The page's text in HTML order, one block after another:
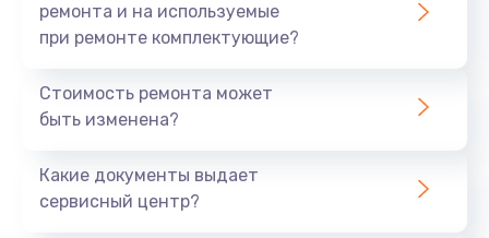
ремонта и на используемые
при ремонте комплектующие?
Стоимость ремонта может
быть изменена?
Какие документы выдает
сервисный центр?